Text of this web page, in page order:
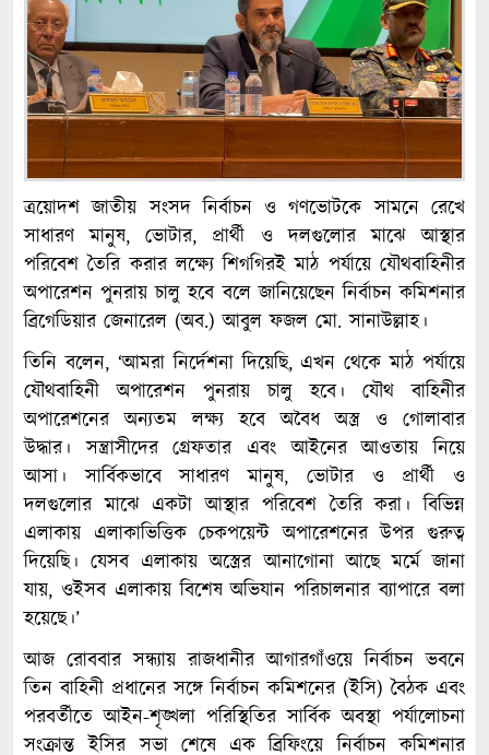
ত্রয়োদশ জাতীয় সংসদ নির্বাচন ও গণভোটকে সামনে রেখে
সাধারণ মানুষ, ভোটার, প্রার্থী ও দলগুলোর মাঝে আস্থার
পরিবেশ তৈরি করার লক্ষ্যে শিগগিরই মাঠ পর্যায়ে যৌথবাহিনীর
অপারেশন পুনরায় চালু হবে বলে জানিয়েছেন নির্বাচন কমিশনার
ব্রিগেডিয়ার জেনারেল (অব.) আবুল ফজল মো. সানাউল্লাহ।
তিনি বলেন, ‘আমরা নির্দেশনা দিয়েছি, এখন থেকে মাঠ পর্যায়ে
যৌথবাহিনী অপারেশন পুনরায় চালু হবে। যৌথ বাহিনীর
অপারেশনের অন্যতম লক্ষ্য হবে অবৈধ অস্ত্র ও গোলাবার
উদ্ধার। সন্ত্রাসীদের গ্রেফতার এবং আইনের আওতায় নিয়ে
আসা। সার্বিকভাবে সাধারণ মানুষ, ভোটার ও প্রার্থী ও
দলগুলোর মাঝে একটা আস্থার পরিবেশ তৈরি করা। বিভিন্ন
এলাকায় এলাকাভিত্তিক চেকপয়েন্ট অপারেশনের উপর গুরুত্ব
দিয়েছি। যেসব এলাকায় অস্ত্রের আনাগোনা আছে মর্মে জানা
যায়, ওইসব এলাকায় বিশেষ অভিযান পরিচালনার ব্যাপারে বলা
হয়েছে।’
আজ রোববার সন্ধ্যায় রাজধানীর আগারগাঁওয়ে নির্বাচন ভবনে
তিন বাহিনী প্রধানের সঙ্গে নির্বাচন কমিশনের (ইসি) বৈঠক এবং
পরবর্তীতে আইন-শৃঙ্খলা পরিস্থিতির সার্বিক অবস্থা পর্যালোচনা
সংক্রান্ত ইসির সভা শেষে এক ব্রিফিংয়ে নির্বাচন কমিশনার